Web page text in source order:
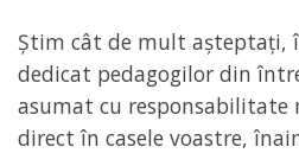
Știm cât de mult așteptați,
dedicat pedagogilor din
asumat cu responsabilitate
direct în casele voastre,